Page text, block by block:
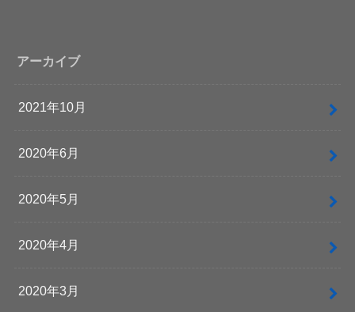
アーカイブ
2021年10月
2020年6月
2020年5月
2020年4月
2020年3月